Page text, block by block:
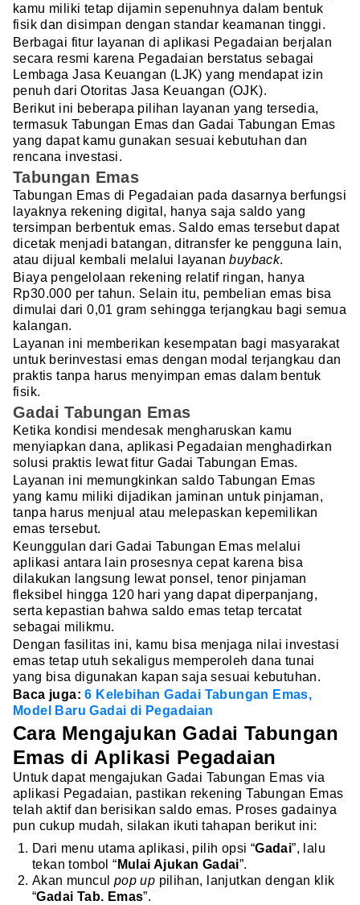
kamu miliki tetap dijamin sepenuhnya dalam bentuk
fisik dan disimpan dengan standar keamanan tinggi.
Berbagai fitur layanan di aplikasi Pegadaian berjalan
secara resmi karena Pegadaian berstatus sebagai
Lembaga Jasa Keuangan (LJK) yang mendapat izin
penuh dari Otoritas Jasa Keuangan (OJK).
Berikut ini beberapa pilihan layanan yang tersedia,
termasuk Tabungan Emas dan Gadai Tabungan Emas
yang dapat kamu gunakan sesuai kebutuhan dan
rencana investasi.
Tabungan Emas
Tabungan Emas di Pegadaian pada dasarnya berfungsi
layaknya rekening digital, hanya saja saldo yang
tersimpan berbentuk emas. Saldo emas tersebut dapat
dicetak menjadi batangan, ditransfer ke pengguna lain,
atau dijual kembali melalui layananbuyback.
Biaya pengelolaan rekening relatif ringan, hanya
Rp30.000 per tahun. Selain itu, pembelian emas bisa
dimulai dari 0,01 gram sehingga terjangkau bagi semua
kalangan.
Layanan ini memberikan kesempatan bagi masyarakat
untuk berinvestasi emas dengan modal terjangkau dan
praktis tanpa harus menyimpan emas dalam bentuk
fisik.
Gadai Tabungan Emas
Ketika kondisi mendesak mengharuskan kamu
menyiapkan dana, aplikasi Pegadaian menghadirkan
solusi praktis lewat fitur Gadai Tabungan Emas.
Layanan ini memungkinkan saldo Tabungan Emas
yang kamu miliki dijadikan jaminan untuk pinjaman,
tanpa harus menjual atau melepaskan kepemilikan
emas tersebut.
Keunggulan dari Gadai Tabungan Emas melalui
aplikasi antara lain prosesnya cepat karena bisa
dilakukan langsung lewat ponsel, tenor pinjaman
fleksibel hingga 120 hari yang dapat diperpanjang,
serta kepastian bahwa saldo emas tetap tercatat
sebagai milikmu.
Dengan fasilitas ini, kamu bisa menjaga nilai investasi
emas tetap utuh sekaligus memperoleh dana tunai
yang bisa digunakan kapan saja sesuai kebutuhan.
Baca juga:6 Kelebihan Gadai Tabungan Emas,
Model Baru Gadai di Pegadaian
Cara Mengajukan Gadai Tabungan
Emas di Aplikasi Pegadaian
Untuk dapat mengajukan Gadai Tabungan Emas via
aplikasi Pegadaian, pastikan rekening Tabungan Emas
telah aktif dan berisikan saldo emas. Proses gadainya
pun cukup mudah, silakan ikuti tahapan berikut ini:
Dari menu utama aplikasi, pilih opsi “Gadai”, lalu
tekan tombol “ Mulai Ajukan Gadai”.
Akan muncul pop up pilihan, lanjutkan dengan klik
“Gadai Tab. Emas”.